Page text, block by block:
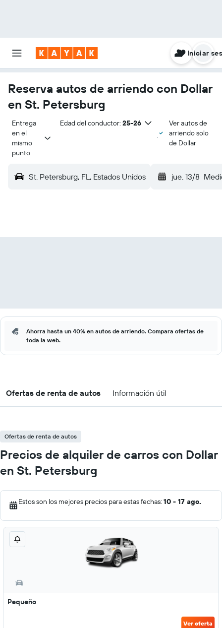
Iniciar
Reserva autos de arriendo con Dollar
en St. Petersburg
Entrega
en el
mismo
punto
Edad del conductor: 25-26
Ver autos de
arriendo solo
de Dollar
St. Petersburg, FL, Estados Unidos jue. 13/8
Ahorra hasta un 40% en autos de arriendo. Compara ofertas de
toda la web.
Ofertas de renta de autos Información útil
Ofertas de renta de autos
Precios de alquiler de carros con Dollar
en St. Petersburg
Estos son los mejores precios para estas fechas: 10 - 17 ago.
Pequeño
Ver oferta